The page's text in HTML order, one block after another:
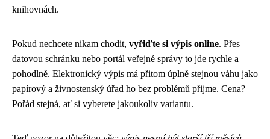
knihovnách.
Pokud nechcete nikam chodit, vyřiďte si výpis online. Přes
datovou schránku nebo portál veřejné správy to jde rychle a
pohodlně. Elektronický výpis má přitom úplně stejnou váhu jako
papírový a živnostenský úřad ho bez problémů přijme. Cena?
Pořád stejná, ať si vyberete jakoukoliv variantu.